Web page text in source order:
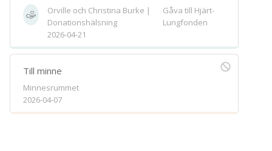
Orville och Christina Burke |
Donationshälsning
2026-04-21
Gåva till Hjärt-
Lungfonden
Till minne
Minnesrummet
2026-04-07